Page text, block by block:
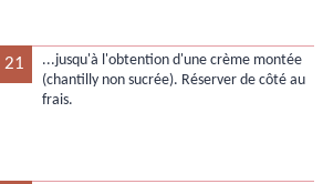
21
...jusqu'à l'obtention d'une crème montée
(chantilly non sucrée). Réserver de côté au
frais.